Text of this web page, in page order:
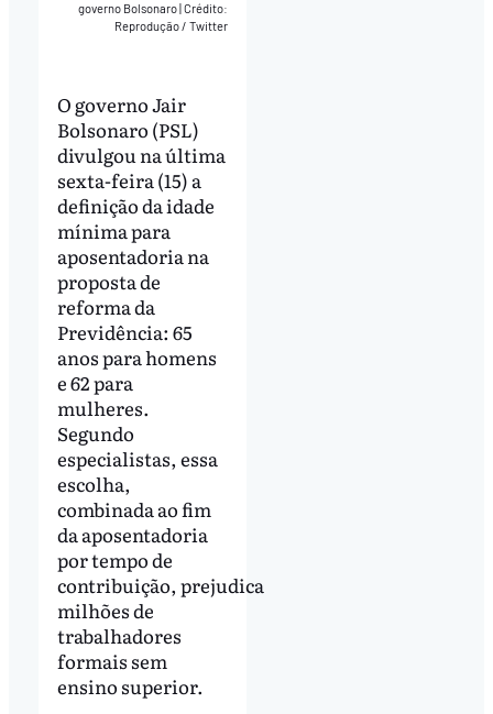
governo Bolsonaro Crédito:
Reprodução / Twitter
O governo Jair
Bolsonaro (PSL)
divulgou na última
sexta-feira (15) a
definição da idade
mínima para
aposentadoria na
proposta de
reforma da
Previdência: 65
anos para homens
e 62 para
mulheres.
Segundo
especialistas, essa
escolha,
combinada ao fim
da aposentadoria
por tempo de
contribuição, prejudica
milhões de
trabalhadores
formais sem
ensino superior.